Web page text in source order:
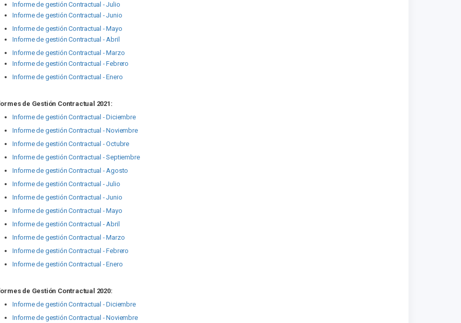
Informe de gestión Contractual - Julio
Informe de gestión Contractual - Junio
Informe de gestión Contractual - Mayo
Informe de gestión Contractual - Abril
Informe de gestión Contractual - Marzo
Informe de gestión Contractual - Febrero
Informe de gestión Contractual - Enero
de Gestión Contractual 2021:
Informe de gestión Contractual - Diciembre
Informe de gestión Contractual - Noviembre
Informe de gestión Contractual - Octubre
Informe de gestión Contractual - Septiembre
Informe de gestión Contractual - Agosto
Informe de gestión Contractual - Julio
Informe de gestión Contractual - Junio
Informe de gestión Contractual - Mayo
Informe de gestión Contractual - Abril
Informe de gestión Contractual - Marzo
Informe de gestión Contractual - Febrero
Informe de gestión Contractual - Enero
de Gestión Contractual 2020:
Informe de gestión Contractual - Diciembre
Informe de gestión Contractual - Noviembre